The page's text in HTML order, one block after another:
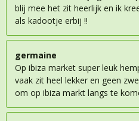
blij mee het zit heerlijk en ik
als kadootje erbij !!
germaine
Op ibiza market super leuk
vaak zit heel lekker en geen
om op ibiza markt langs te